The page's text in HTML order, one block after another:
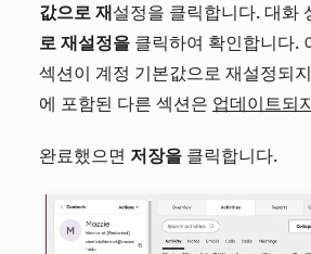
값으로 재설정을 클릭합니다. 대화
로 재설정을 클릭하여 확인합니다.
섹션이 계정 기본값으로 재설정되
에 포함된 다른 섹션은 업데이트되
완료했으면 저장을 클릭합니다.